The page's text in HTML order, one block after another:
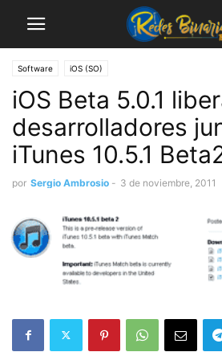
Software iOS (SO)
iOS Beta 5.0.1
desarrolladores
iTunes 10.5.1
por Sergio Ambrosio - 3 de noviembre, 2011